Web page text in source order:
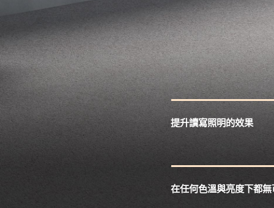
提升讀寫照明的效果
在任何色溫與亮度下都